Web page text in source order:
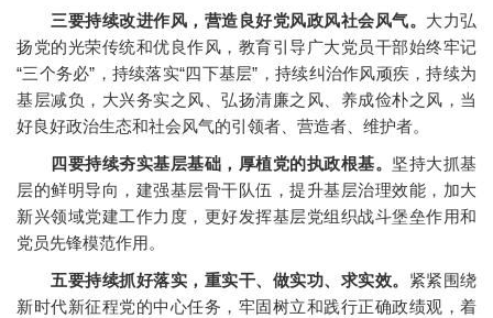
三要持续改进作风，营造良好党风政风社会风气。 大力弘
扬党的光荣传统和优良作风，教育引导广大党员干部始终牢记
“三个务必”，持续落实“四下基层”，持续纠治作风顽疾，持续为
基层减负，大兴务实之风、弘扬清廉之风、养成俭朴之风，当
好良好政治生态和社会风气的引领者、营造者、维护者。
四要持续夯实基层基础，厚植党的执政根基。 坚持大抓基
层的鲜明导向，建强基层骨干队伍，提升基层治理效能，加大
新兴领域党建工作力度，更好发挥基层党组织战斗堡垒作用和
党员先锋模范作用。
五要持续抓好落实，重实干、做实功、求实效。 紧紧围绕
新时代新征程党的中心任务，牢固树立和践行正确政绩观，着